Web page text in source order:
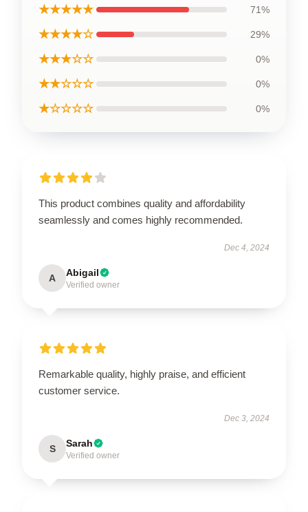
★★★★★ 71%
★★★★☆ 29%
★★★☆☆ 0%
★★☆☆☆ 0%
★☆☆☆☆ 0%
This product combines quality and affordability
seamlessly and comes highly recommended.
Dec 4, 2024
A Abigail
Verified owner
Remarkable quality, highly praise, and efficient
customer service.
Dec 3, 2024
S Sarah
Verified owner